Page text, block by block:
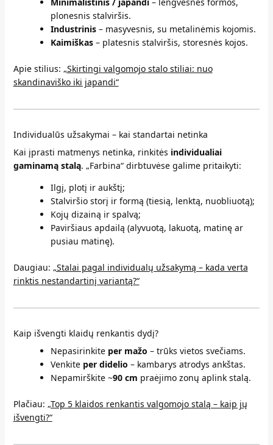
plonesnis stalviršis.
Industrinis– masyvesnis, su metalinėmis kojomis.
Kaimiškas– platesnis stalviršis, storesnės kojos.
Apie stilius: „Skirtingi valgomojo stalo stiliai: nuo
skandinaviško iki japandi“
Individualūs užsakymai – kai standartai netinka
Kai įprasti matmenys netinka, rinkitės individualiai
gaminamą stalą. „Farbina“ dirbtuvėse galime pritaikyti:
Ilgį, plotį ir aukštį;
Stalviršio storį ir formą (tiesią, lenktą, nuobliuotą);
Kojų dizainą ir spalvą;
Paviršiaus apdailą (alyvuotą, lakuotą, matinę ar
pusiau matinę).
Daugiau: „Stalai pagal individualų užsakymą – kada verta
rinktis nestandartinį variantą?“
Kaip išvengti klaidų renkantis dydį?
Nepasirinkite per mažo – trūks vietos svečiams.
Venkite per didelio – kambarys atrodys ankštas.
Nepamirškite ~90 cm praėjimo zonų aplink stalą.
Plačiau: „Top 5 klaidos renkantis valgomojo stalą – kaip jų
išvengti?“